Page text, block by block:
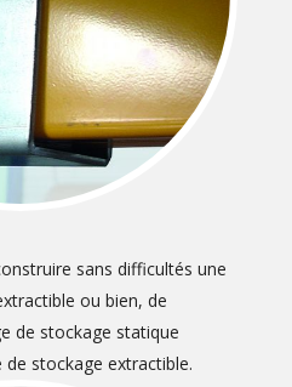
sans difficultés une
ou bien, de
de stockage statique
stockage extractible.